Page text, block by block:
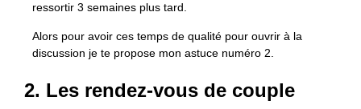
ressortir 3 semaines plus tard.
Alors pour avoir ces temps de qualité pour ouvrir à la
discussion je te propose mon astuce numéro 2.
2. Les rendez-vous de couple